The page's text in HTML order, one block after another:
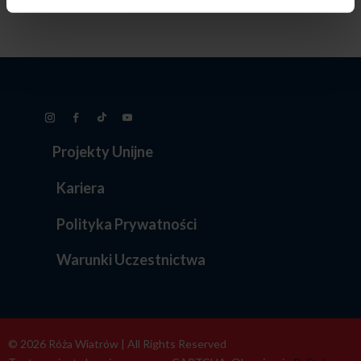
Projekty Unijne
Kariera
Polityka Prywatności
Warunki Uczestnictwa
© 2026 Róża Wiatrów | All Rights Reserved